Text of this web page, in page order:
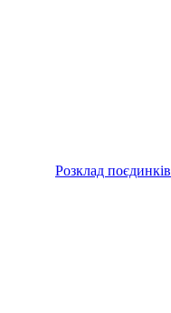
Розклад поєдинків